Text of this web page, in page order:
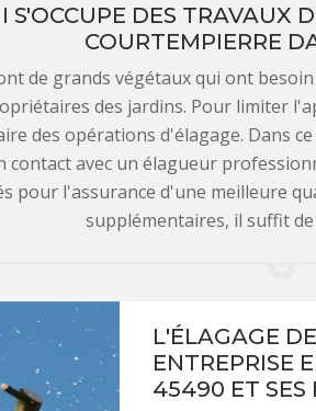
S'OCCUPE DES TRAVAUX
COURTEMPIERRE
de grands végétaux qui ont
des jardins. Pour limiter
des opérations d'élagage. Dans
contact avec un élagueur
pour l'assurance d'une meilleure
supplémentaires, il suffit
L'ÉLAGAGE
ENTREPRISE
45490 ET SES